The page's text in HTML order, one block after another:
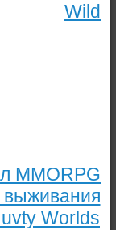
Wild
MMORPG
выживания
Worlds